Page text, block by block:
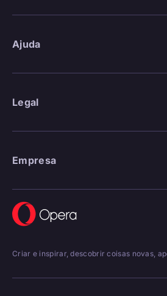
Ajuda
Legal
Empresa
Criar e inspirar, descobrir coisas novas,